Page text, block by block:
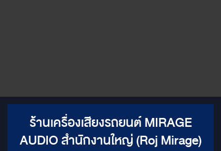
ร้านเครื่องเสียงรถยนต์ MIRAGE
AUDIO สำนักงานใหญ่ (Roj Mirage)